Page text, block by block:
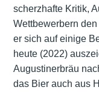
scherzhafte Kritik,
Wettbewerbern
er sich auf einige
heute (2022)
Augustinerbräu
das Bier auch aus